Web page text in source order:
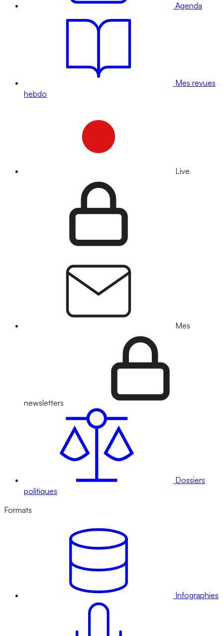
Agenda
Mes revues
hebdo
Live
Mes
newsletters
Dossiers
politiques
Formats
Infographies